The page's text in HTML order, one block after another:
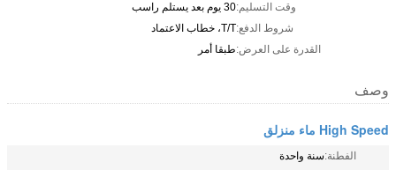
وقت التسليم:30 يوم بعد يستلم راسب
شروط الدفع:T/T، خطاب الاعتماد
القدرة على العرض:طبقا أمر
وصف
High Speed ماء منزلق
الفطنة:سنة واحدة